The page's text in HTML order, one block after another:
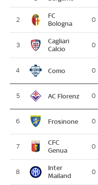
2
FC
Bologna
0
3
Cagliari
Calcio
0
4 Como 0
5 AC Florenz 0
6 Frosinone 0
7
CFC
Genua
0
8
Inter
Mailand
0